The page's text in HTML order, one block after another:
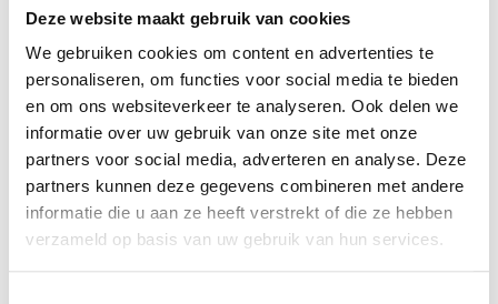
Deze website maakt gebruik van cookies
We gebruiken cookies om content en advertenties te
personaliseren, om functies voor social media te bieden
en om ons websiteverkeer te analyseren. Ook delen we
informatie over uw gebruik van onze site met onze
partners voor social media, adverteren en analyse. Deze
partners kunnen deze gegevens combineren met andere
informatie die u aan ze heeft verstrekt of die ze hebben
verzameld op basis van uw gebruik van hun services.